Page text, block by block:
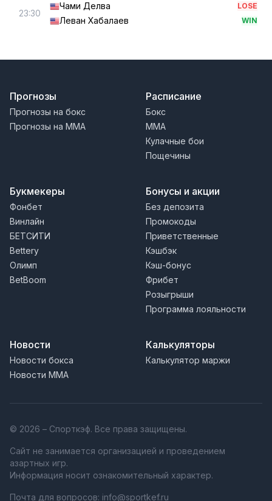
23:30
Чами Делва LOSE
Леван Хабалаев WIN
Прогнозы
Прогнозы на бокс
Прогнозы на MMA
Расписание
Бокс
MMA
Кулачные бои
Пощечины
Букмекеры
Фонбет
Винлайн
БЕТСИТИ
Bettery
Олимп
BetBoom
Бонусы и акции
Без депозита
Промокоды
Приветственные
Кэшбэк
Кэш-бонус
Фрибет
Розыгрыши
Программа лояльности
Новости
Новости бокса
Новости MMA
Калькуляторы
Калькулятор маржи
© 2026 – Спорткэф. Все права защищены.
Сайт не занимается организацией и проведением
азартных игр.
Информация носит ознакомительный характер.
Почта для вопросов: info@sportkef.ru